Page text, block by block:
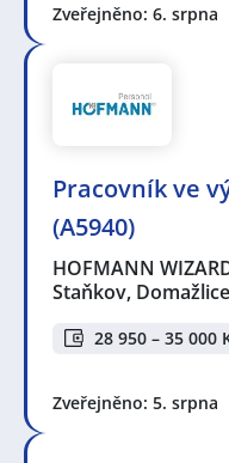
Zveřejněno: 6. srpna
Pracovník ve
(A5940)
HOFMANN
Staňkov, Domažlice
28 950 – 35 000
Zveřejněno: 5. srpna